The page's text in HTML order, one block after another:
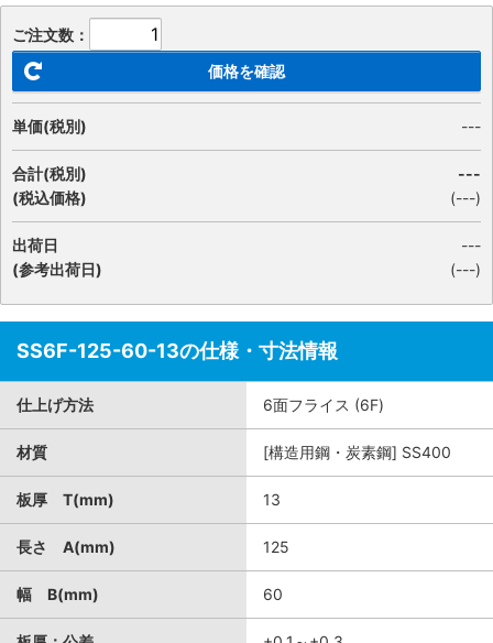
ご注文数：
価格を確認
単価(税別) ---
合計(税別)
(税込価格)
---
(---)
出荷日
(参考出荷日)
---
(---)
SS6F-125-60-13の仕様・寸法情報
仕上げ方法 6面フライス (6F)
材質 [構造用鋼・炭素鋼] SS400
板厚 T(mm) 13
長さ A(mm) 125
幅 B(mm) 60